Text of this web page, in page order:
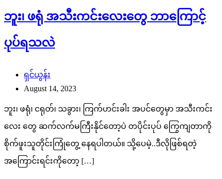
ဘူး၊ ဖရုံ အသီးကင်းလေးတွေ ဘာကြောင့်
ပုပ်ရသလဲ
ရှင်ယွန်း
August 14, 2023
ဘူး၊ ဖရုံ၊ ငရုတ်၊ သခွား၊ ကြက်ဟင်းခါး အပင်တွေမှာ အသီးကင်း
လေး တွေ ဆက်လက်မကြီးနိုင်တော့ပဲ တပိုင်းပုပ် ကြွေကျတာကို
စိုက်ဖူးသူတိုင်းကြုံတွေ့ နေရပါတယ်။ သို့ပေမဲ့..ဒီလိုဖြစ်ရတဲ့
အကြောင်းရင်းကိုတော့ […]